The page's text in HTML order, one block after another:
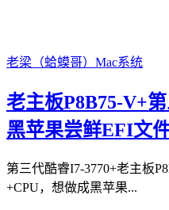
老梁（蛤蟆哥） Mac系统
老主板P8B75-V+
黑苹果尝鲜EFI文
第三代酷睿I7-3770+老主板
+CPU，想做成黑苹果...